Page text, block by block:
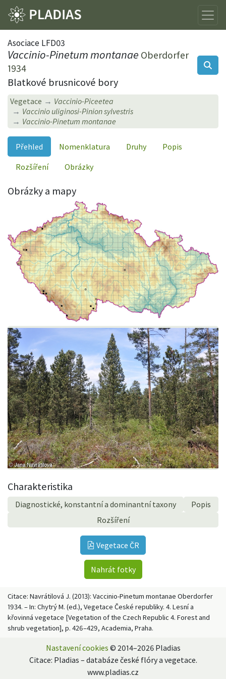
Asociace LFD03
Vaccinio-Pinetum montanae Oberdorfer
1934
Blatkové brusnicové bory
Vegetace
Vaccinio-Piceetea
Vaccinio uliginosi-Pinion sylvestris
Vaccinio-Pinetum montanae
Přehled Nomenklatura Druhy
Popis
Rozšíření
Obrázky
Obrázky a mapy
Charakteristika
Diagnostické, konstantní a dominantní taxony
Popis
Rozšíření
Vegetace ČR
Nahrát fotky
Citace: Navrátilová J. (2013): Vaccinio-Pinetum montanae Oberdorfer
1934. – In: Chytrý M. (ed.), Vegetace České republiky. 4. Lesní a
křovinná vegetace [Vegetation of the Czech Republic 4. Forest and
shrub vegetation], p. 426–429, Academia, Praha.
Nastavení cookies © 2014–2026 Pladias
Citace: Pladias – databáze české flóry a vegetace.
www.pladias.cz